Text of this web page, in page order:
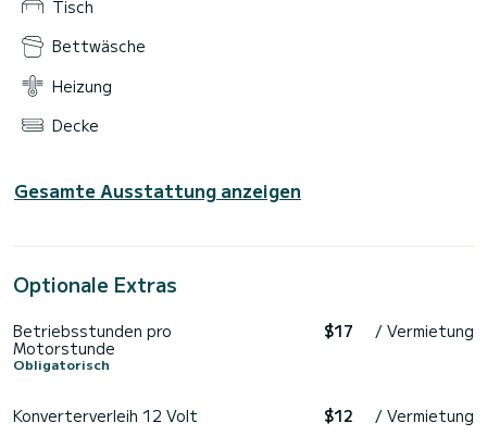
Tisch
Bettwäsche
Heizung
Decke
Gesamte Ausstattung anzeigen
Optionale Extras
Betriebsstunden pro
Motorstunde
Obligatorisch
$17 / Vermietung
Konverterverleih 12 Volt $12 / Vermietung